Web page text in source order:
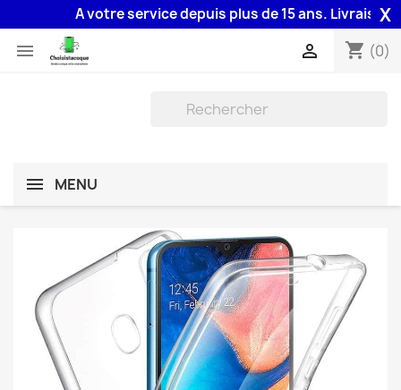
A votre service depuis plus de 15 ans. Livraison X
 shopping_cart (0)

MENU